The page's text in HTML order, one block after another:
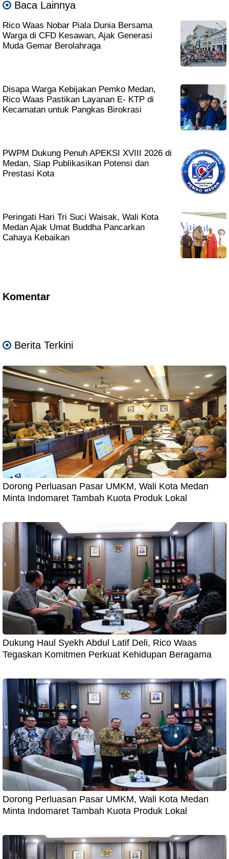
Baca Lainnya
Rico Waas Nobar Piala Dunia Bersama
Warga di CFD Kesawan, Ajak Generasi
Muda Gemar Berolahraga
Disapa Warga Kebijakan Pemko Medan,
Rico Waas Pastikan Layanan E- KTP di
Kecamatan untuk Pangkas Birokrasi
PWPM Dukung Penuh APEKSI XVIII 2026 di
Medan, Siap Publikasikan Potensi dan
Prestasi Kota
Peringati Hari Tri Suci Waisak, Wali Kota
Medan Ajak Umat Buddha Pancarkan
Cahaya Kebaikan
Komentar
Berita Terkini
Dorong Perluasan Pasar UMKM, Wali Kota Medan
Minta Indomaret Tambah Kuota Produk Lokal
Dukung Haul Syekh Abdul Latif Deli, Rico Waas
Tegaskan Komitmen Perkuat Kehidupan Beragama
Dorong Perluasan Pasar UMKM, Wali Kota Medan
Minta Indomaret Tambah Kuota Produk Lokal